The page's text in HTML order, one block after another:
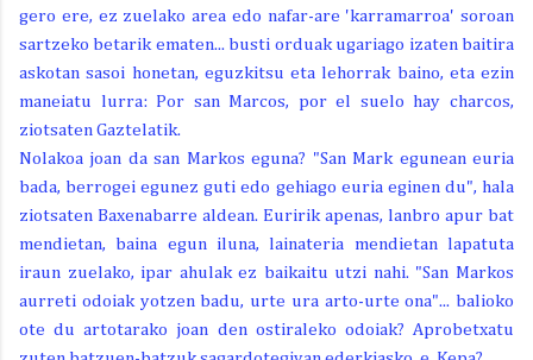
gero ere, ez zuelako area edo nafar-are 'karramarroa' soroan
sartzeko betarik ematen... busti orduak ugariago izaten baitira
askotan sasoi honetan, eguzkitsu eta lehorrak baino, eta ezin
maneiatu lurra: Por san Marcos, por el suelo hay charcos,
ziotsaten Gaztelatik.
Nolakoa joan da san Markos eguna? "San Mark egunean euria
bada, berrogei egunez guti edo gehiago euria eginen du", hala
ziotsaten Baxenabarre aldean. Euririk apenas, lanbro apur bat
mendietan, baina egun iluna, lainateria mendietan lapatuta
iraun zuelako, ipar ahulak ez baikaitu utzi nahi. "San Markos
aurreti odoiak yotzen badu, urte ura arto-urte ona"... balioko
ote du artotarako joan den ostiraleko odoiak? Aprobetxatu